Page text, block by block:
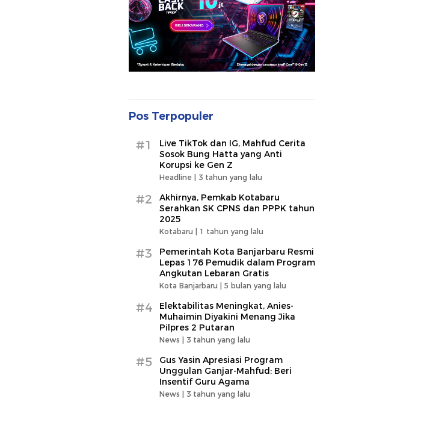
Pos Terpopuler
#1
Live TikTok dan IG, Mahfud Cerita
Sosok Bung Hatta yang Anti
Korupsi ke Gen Z
Headline | 3 tahun yang lalu
#2
Akhirnya, Pemkab Kotabaru
Serahkan SK CPNS dan PPPK tahun
2025
Kotabaru | 1 tahun yang lalu
#3
Pemerintah Kota Banjarbaru Resmi
Lepas 176 Pemudik dalam Program
Angkutan Lebaran Gratis
Kota Banjarbaru | 5 bulan yang lalu
#4
Elektabilitas Meningkat, Anies-
Muhaimin Diyakini Menang Jika
Pilpres 2 Putaran
News | 3 tahun yang lalu
#5
Gus Yasin Apresiasi Program
Unggulan Ganjar-Mahfud: Beri
Insentif Guru Agama
News | 3 tahun yang lalu